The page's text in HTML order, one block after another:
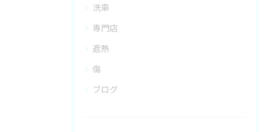
洗車
専門店
遮熱
傷
ブログ